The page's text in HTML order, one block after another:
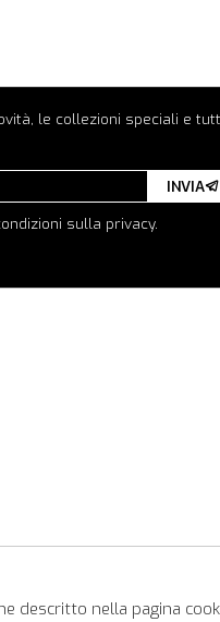
le collezioni speciali e
sulla privacy.
INVIA
descritto nella pagina